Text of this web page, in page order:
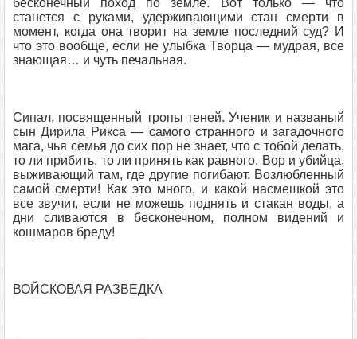
бесконечный поход по земле. Вот только — что
станется с руками, удерживающими стан смерти в
момент, когда она творит на земле последний суд? И
что это вообще, если не улыбка Творца — мудрая, все
знающая… и чуть печальная.
Сипал, посвященный тропы теней. Ученик и названый
сын Дирила Рикса — самого странного и загадочного
мага, чья семья до сих пор не знает, что с тобой делать,
то ли прибить, то ли принять как равного. Вор и убийца,
выживающий там, где другие погибают. Возлюбленный
самой смерти! Как это много, и какой насмешкой это
все звучит, если не можешь поднять и стакан воды, а
дни сливаются в бесконечном, полном видений и
кошмаров бреду!
ВОЙСКОВАЯ РАЗВЕДКА